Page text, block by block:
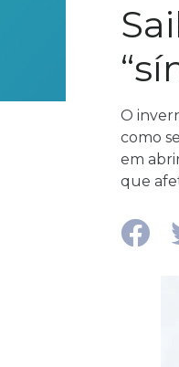
O
como
em
que